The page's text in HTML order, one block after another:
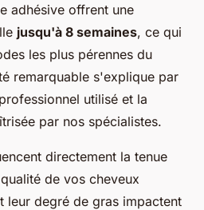
adhésive offrent une
jusqu'à 8 semaines, ce qui
les plus pérennes du
remarquable s'explique par
utilisé et la
par nos spécialistes.
directement la tenue
de vos cheveux
leur degré de gras impactent